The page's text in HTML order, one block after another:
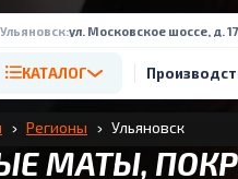
ул. Московское шоссе, д.
КАТАЛОГ
Регионы Ульяновск
МАТЫ,